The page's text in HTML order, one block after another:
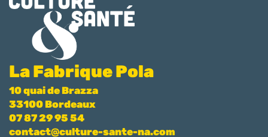
La Fabrique Pola
10 quai de Brazza
33100 Bordeaux
07 87 29 95 54
contact@culture-sante-na.com